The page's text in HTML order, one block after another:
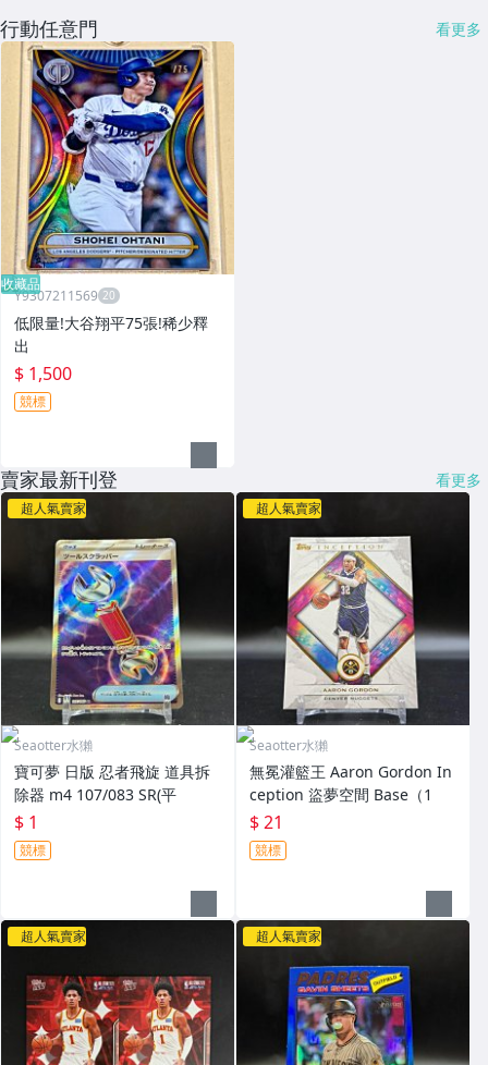
行動任意門 看更多
收藏品
Y9307211569
低限量!大谷翔平75張!稀少釋
出
$ 1,500
競標
賣家最新刊登 看更多
超人氣賣家
Seaotter水獺
寶可夢 日版 忍者飛旋 道具拆
除器 m4 107/083 SR(平
$ 1
競標
超人氣賣家
Seaotter水獺
無冕灌籃王 Aaron Gordon In
ception 盜夢空間 Base（1
$ 21
競標
超人氣賣家 超人氣賣家